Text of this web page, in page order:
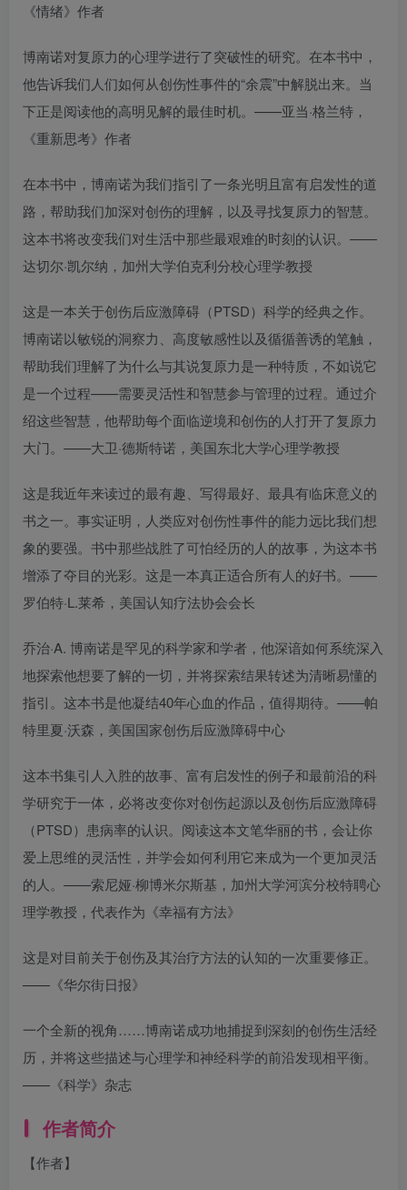
《情绪》作者
博南诺对复原力的心理学进行了突破性的研究。在本书中，
他告诉我们人们如何从创伤性事件的“余震”中解脱出来。当
下正是阅读他的高明见解的最佳时机。——亚当·格兰特，
《重新思考》作者
在本书中，博南诺为我们指引了一条光明且富有启发性的道
路，帮助我们加深对创伤的理解，以及寻找复原力的智慧。
这本书将改变我们对生活中那些最艰难的时刻的认识。——
达切尔·凯尔纳，加州大学伯克利分校心理学教授
这是一本关于创伤后应激障碍（PTSD）科学的经典之作。
博南诺以敏锐的洞察力、高度敏感性以及循循善诱的笔触，
帮助我们理解了为什么与其说复原力是一种特质，不如说它
是一个过程——需要灵活性和智慧参与管理的过程。通过介
绍这些智慧，他帮助每个面临逆境和创伤的人打开了复原力
大门。——大卫·德斯特诺，美国东北大学心理学教授
这是我近年来读过的最有趣、写得最好、最具有临床意义的
书之一。事实证明，人类应对创伤性事件的能力远比我们想
象的要强。书中那些战胜了可怕经历的人的故事，为这本书
增添了夺目的光彩。这是一本真正适合所有人的好书。——
罗伯特·L.莱希，美国认知疗法协会会长
乔治·A. 博南诺是罕见的科学家和学者，他深谙如何系统深入
地探索他想要了解的一切，并将探索结果转述为清晰易懂的
指引。这本书是他凝结40年心血的作品，值得期待。——帕
特里夏·沃森，美国国家创伤后应激障碍中心
这本书集引人入胜的故事、富有启发性的例子和最前沿的科
学研究于一体，必将改变你对创伤起源以及创伤后应激障碍
（PTSD）患病率的认识。阅读这本文笔华丽的书，会让你
爱上思维的灵活性，并学会如何利用它来成为一个更加灵活
的人。——索尼娅·柳博米尔斯基，加州大学河滨分校特聘心
理学教授，代表作为《幸福有方法》
这是对目前关于创伤及其治疗方法的认知的一次重要修正。
——《华尔街日报》
一个全新的视角……博南诺成功地捕捉到深刻的创伤生活经
历，并将这些描述与心理学和神经科学的前沿发现相平衡。
——《科学》杂志
作者简介
【作者】